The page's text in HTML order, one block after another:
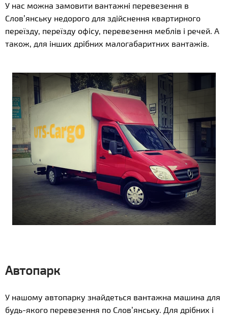
У нас можна замовити вантажні перевезення в
Слов’янську недорого для здійснення квартирного
переїзду, переїзду офісу, перевезення меблів і речей. А
також, для інших дрібних малогабаритних вантажів.
Автопарк
У нашому автопарку знайдеться вантажна машина для
будь-якого перевезення по Слов’янську. Для дрібних і